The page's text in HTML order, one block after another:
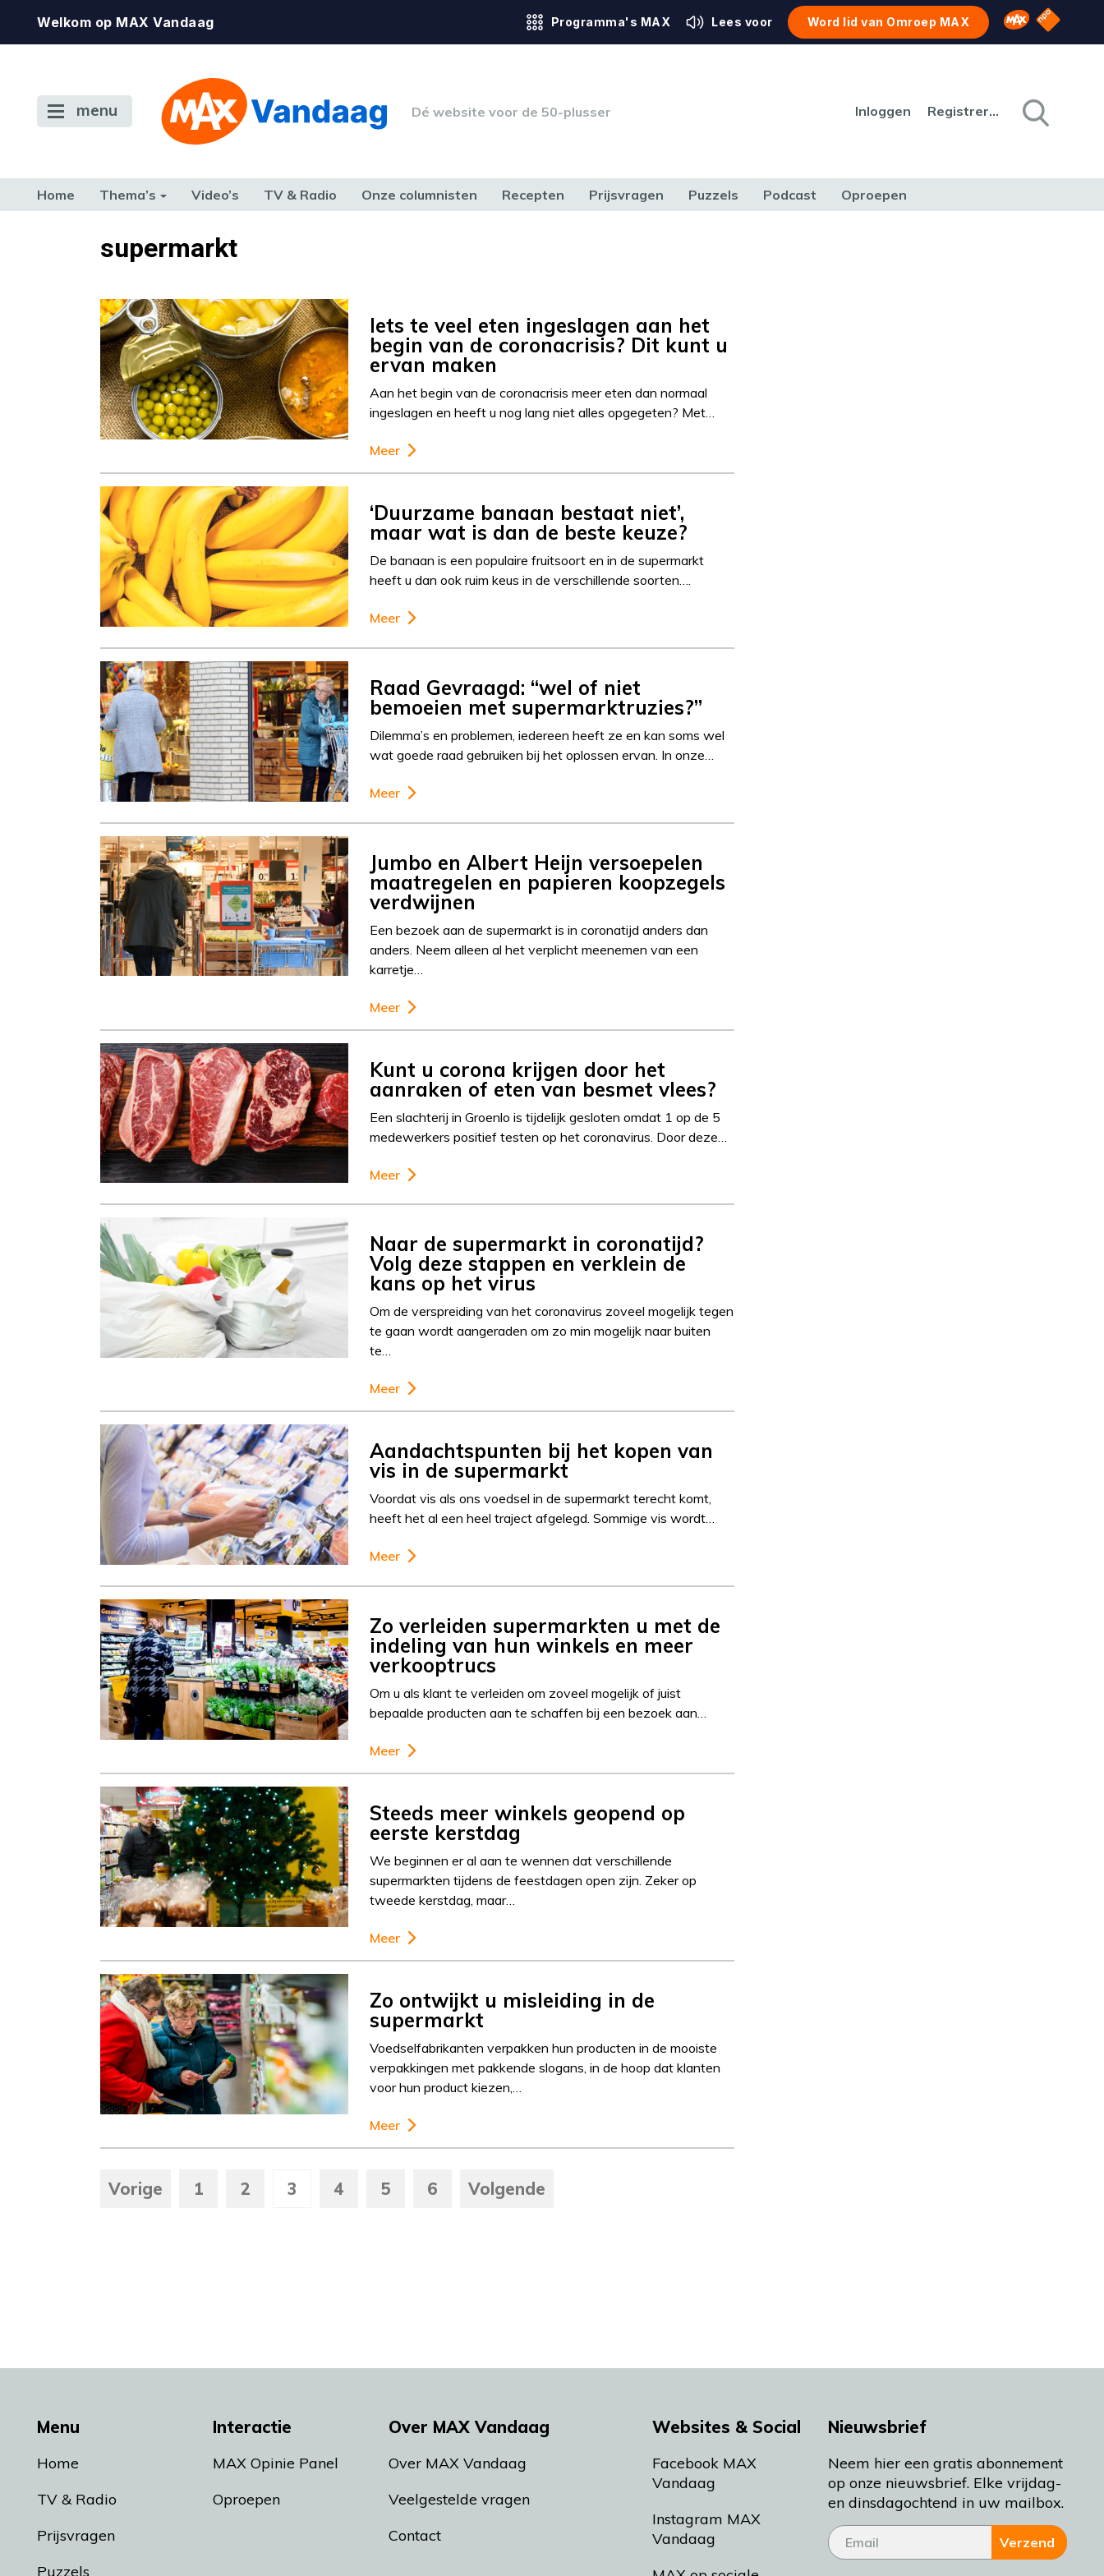
Welkom op MAX Vandaag Programma's MAX Lees voor Word lid van Omroep MAX Omroep MAX
NPO
menu Dé website voor de 50-plusser Inloggen Registreren
Home Thema’s Video’s TV & Radio Onze columnisten Recepten Prijsvragen Puzzels Podcast Oproepen
TERUG NAAR TOENsupermarkt
Iets te veel eten ingeslagen aan het
begin van de coronacrisis? Dit kunt u
ervan maken
Aan het begin van de coronacrisis meer eten dan normaal
ingeslagen en heeft u nog lang niet alles opgegeten? Met…
Meer
‘Duurzame banaan bestaat niet’,
maar wat is dan de beste keuze?
De banaan is een populaire fruitsoort en in de supermarkt
heeft u dan ook ruim keus in de verschillende soorten….
Meer
Raad Gevraagd: “wel of niet
bemoeien met supermarktruzies?”
Dilemma’s en problemen, iedereen heeft ze en kan soms wel
wat goede raad gebruiken bij het oplossen ervan. In onze…
Meer
Jumbo en Albert Heijn versoepelen
maatregelen en papieren koopzegels
verdwijnen
Een bezoek aan de supermarkt is in coronatijd anders dan
anders. Neem alleen al het verplicht meenemen van een
karretje…
Meer
Kunt u corona krijgen door het
aanraken of eten van besmet vlees?
Een slachterij in Groenlo is tijdelijk gesloten omdat 1 op de 5
medewerkers positief testen op het coronavirus. Door deze…
Meer
Naar de supermarkt in coronatijd?
Volg deze stappen en verklein de
kans op het virus
Om de verspreiding van het coronavirus zoveel mogelijk tegen
te gaan wordt aangeraden om zo min mogelijk naar buiten
te…
Meer
Aandachtspunten bij het kopen van
vis in de supermarkt
Voordat vis als ons voedsel in de supermarkt terecht komt,
heeft het al een heel traject afgelegd. Sommige vis wordt…
Meer
Zo verleiden supermarkten u met de
indeling van hun winkels en meer
verkooptrucs
Om u als klant te verleiden om zoveel mogelijk of juist
bepaalde producten aan te schaffen bij een bezoek aan…
Meer
Steeds meer winkels geopend op
eerste kerstdag
We beginnen er al aan te wennen dat verschillende
supermarkten tijdens de feestdagen open zijn. Zeker op
tweede kerstdag, maar…
Meer
Zo ontwijkt u misleiding in de
supermarkt
Voedselfabrikanten verpakken hun producten in de mooiste
verpakkingen met pakkende slogans, in de hoop dat klanten
voor hun product kiezen,…
Meer
Vorige 1 2 3 4 5 6 Volgende
Menu
Home
TV & Radio
Prijsvragen
Puzzels
Interactie
MAX Opinie Panel
Oproepen
Over MAX Vandaag
Over MAX Vandaag
Veelgestelde vragen
Contact
Websites & Social
Facebook MAX
Vandaag
Instagram MAX
Vandaag
Nieuwsbrief
Neem hier een gratis abonnement
op onze nieuwsbrief. Elke vrijdag-
en dinsdagochtend in uw mailbox.
Verzend